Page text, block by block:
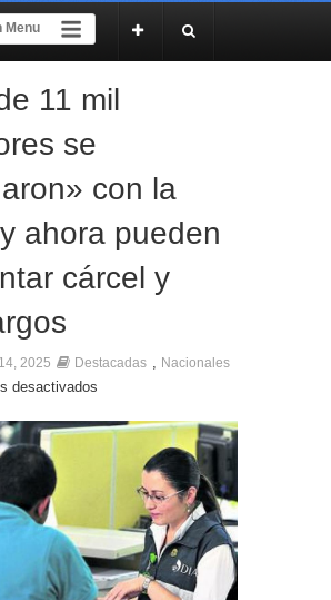
posesión presidencial de Abelardo de la Espriella
agresor escapara tras atacar a una mujer en
iba dirigido contra Cali durante la posesión
11 mil
se
con la
ahora pueden
cárcel y
2025 Destacadas , Nacionales
desactivados